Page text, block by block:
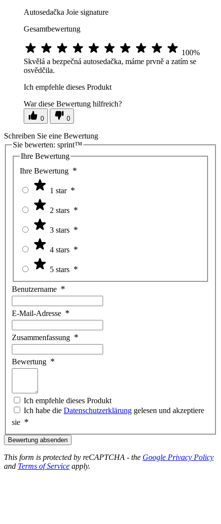
Autosedačka Joie signature
Gesamtbewertung
100%
Skvělá a bezpečná autosedačka, máme prvně a zatím se
osvědčila.
Ich empfehle dieses Produkt
War diese Bewertung hilfreich?
0 0
Schreiben Sie eine Bewertung
Sie bewerten: sprint™
Ihre Bewertung
Ihre Bewertung
1 star
2 stars
3 stars
4 stars
5 stars
Benutzername
E-Mail-Adresse
Zusammenfassung
Bewertung
Ich empfehle dieses Produkt
Ich habe die Datenschutzerklärung gelesen und akzeptiere
sie
Bewertung absenden
This form is protected by reCAPTCHA - the Google Privacy Policy
and Terms of Service apply.